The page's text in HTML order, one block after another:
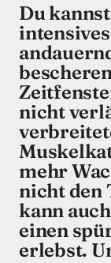
Du
nicht
mehr
nicht den
kann
einen
erlebst.